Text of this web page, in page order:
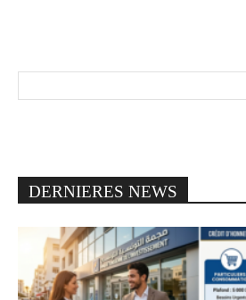
DERNIERES NEWS